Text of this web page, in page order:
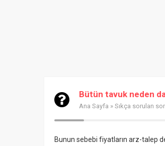
Bütün tavuk neden
Ana Sayfa » Sıkça sorulan
Bunun sebebi fiyatların arz-talep